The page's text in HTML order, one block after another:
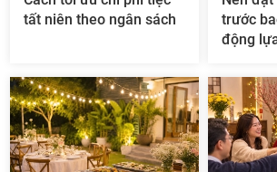
tất niên theo ngân sách
trước
động